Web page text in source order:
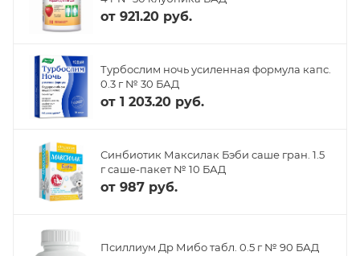
от 921.20 руб.
Турбослим ночь усиленная формула капс.
0.3 г № 30 БАД
от 1 203.20 руб.
Синбиотик Максилак Бэби саше гран. 1.5
г саше-пакет № 10 БАД
от 987 руб.
Псиллиум Др Мибо табл. 0.5 г № 90 БАД